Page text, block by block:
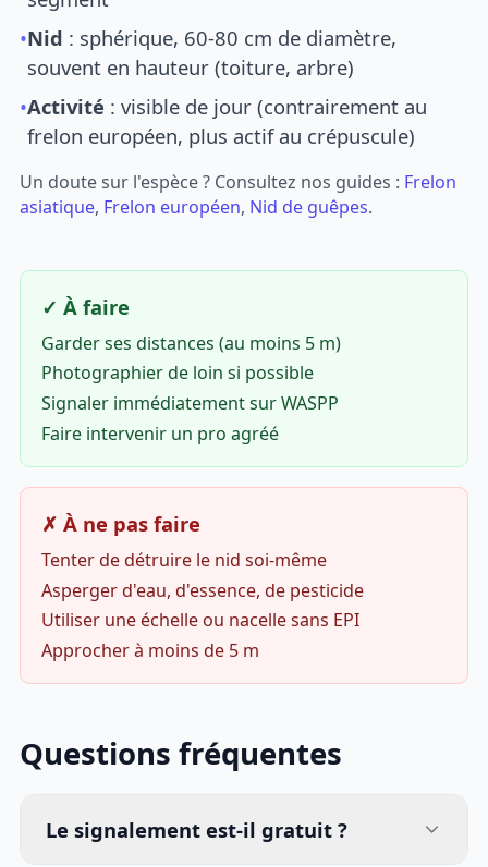
•Nid : sphérique, 60-80 cm de diamètre,
souvent en hauteur (toiture, arbre)
•Activité : visible de jour (contrairement au
frelon européen, plus actif au crépuscule)
Un doute sur l'espèce ? Consultez nos guides : Frelon
asiatique, Frelon européen, Nid de guêpes.
✓ À faire
Garder ses distances (au moins 5 m)
Photographier de loin si possible
Signaler immédiatement sur WASPP
Faire intervenir un pro agréé
✗ À ne pas faire
Tenter de détruire le nid soi-même
Asperger d'eau, d'essence, de pesticide
Utiliser une échelle ou nacelle sans EPI
Approcher à moins de 5 m
Questions fréquentes
Le signalement est-il gratuit ?